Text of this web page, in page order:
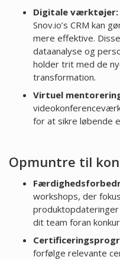
Digitale værktøjer:
Snov.io’s CRM kan
mere effektive.
dataanalyse og
holder trit med de
transformation.
Virtuel
for at sikre løbende
Opmuntre til
workshops, der
dit team foran
forfølge relevante